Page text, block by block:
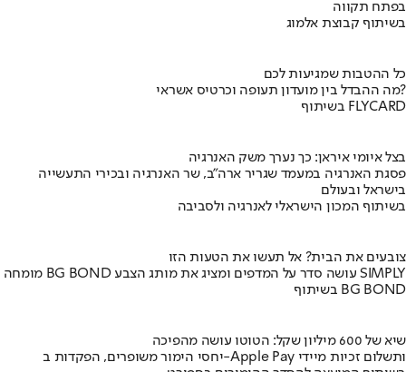
בפתח תקווה
בשיתוף קבוצת אלמוג
כל ההטבות שמגיעות לכם
מה ההבדל בין מועדון תעופה וכרטיס אשראי?
בשיתוף FLYCARD
בצל איומי איראן: כך נערך משק האנרגיה
פסגת האנרגיה במעמד שגריר ארה"ב, שר האנרגיה ובכירי התעשייה
בישראל ובעולם
בשיתוף המכון הישראלי לאנרגיה ולסביבה
צובעים את הבית? אל תעשו את הטעות הזו
מומחה BG BOND עושה סדר על המדפים ומציג את מותג הצבע SIMPLY
בשיתוף BG BOND
שיא של 600 מיליון שקל: הטוטו עושה מהפיכה
יחסי הימור משופרים, הפקדות ב-Apple Pay ותשלום זכיות מיידי